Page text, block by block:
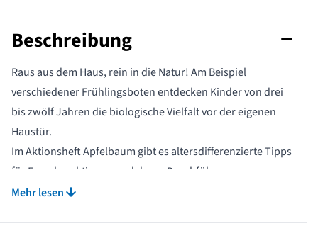
Beschreibung
Raus aus dem Haus, rein in die Natur! Am Beispiel
verschiedener Frühlingsboten entdecken Kinder von drei
bis zwölf Jahren die biologische Vielfalt vor der eigenen
Haustür.
Im Aktionsheft Apfelbaum gibt es altersdifferenzierte Tipps
für Forscheraktionen und deren Durchführung.
20 Seiten, DIN A4
Mehr lesen